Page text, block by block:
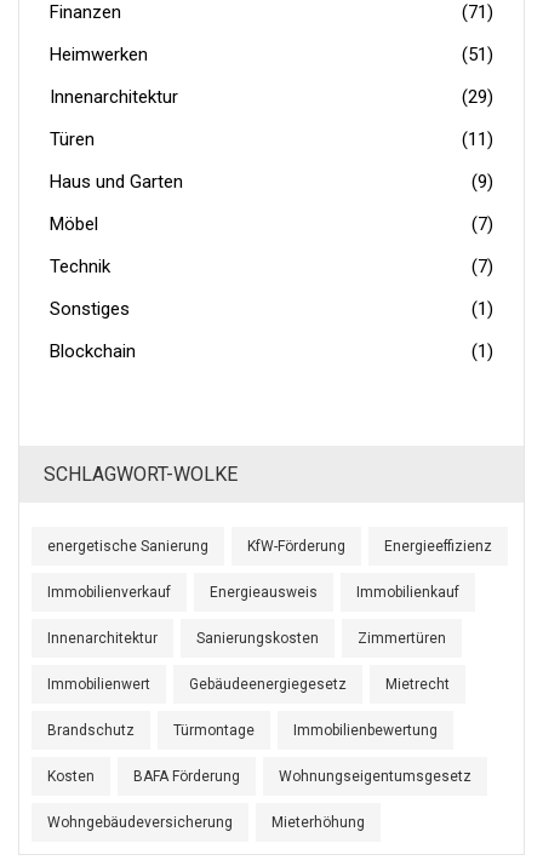
Finanzen
(71)
Heimwerken
(51)
Innenarchitektur
(29)
Türen
(11)
Haus und Garten
(9)
Möbel
(7)
Technik
(7)
Sonstiges
(1)
Blockchain
(1)
SCHLAGWORT-WOLKE
energetische Sanierung KfW-Förderung Energieeffizienz
Immobilienverkauf Energieausweis Immobilienkauf
Innenarchitektur Sanierungskosten Zimmertüren
Immobilienwert Gebäudeenergiegesetz Mietrecht
Brandschutz Türmontage Immobilienbewertung
Kosten BAFA Förderung Wohnungseigentumsgesetz
Wohngebäudeversicherung Mieterhöhung